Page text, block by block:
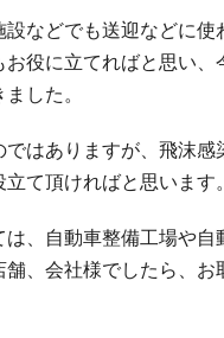
設などでも送迎などに使
お役に立てればと思い、
した。
ではありますが、飛沫感
て頂ければと思います。
は、自動車整備工場や自
舗、会社様でしたら、お